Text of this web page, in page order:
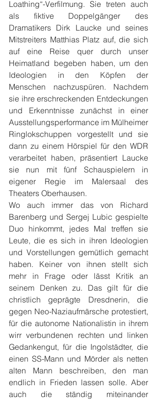
Loathing“-Verfilmung. Sie treten auch
als fiktive Doppelgänger des
Dramatikers Dirk Laucke und seines
Mitstreiters Matthias Platz auf, die sich
auf eine Reise quer durch unser
Heimatland begeben haben, um den
Ideologien in den Köpfen der
Menschen nachzuspüren. Nachdem
sie ihre erschreckenden Entdeckungen
und Erkenntnisse zunächst in einer
Ausstellungsperformance im Mülheimer
Ringlokschuppen vorgestellt und sie
dann zu einem Hörspiel für den WDR
verarbeitet haben, präsentiert Laucke
sie nun mit fünf Schauspielern in
eigener Regie im Malersaal des
Theaters Oberhausen.
Wo auch immer das von Richard
Barenberg und Sergej Lubic gespielte
Duo hinkommt, jedes Mal treffen sie
Leute, die es sich in ihren Ideologien
und Vorstellungen gemütlich gemacht
haben. Keiner von ihnen stellt sich
mehr in Frage oder lässt Kritik an
seinem Denken zu. Das gilt für die
christlich geprägte Dresdnerin, die
gegen Neo-Naziaufmärsche protestiert,
für die autonome Nationalistin in ihrem
wirr verbundenen rechten und linken
Gedankengut, für die Ingolstädter, die
einen SS-Mann und Mörder als netten
alten Mann beschreiben, den man
endlich in Frieden lassen solle. Aber
auch die ständig miteinander